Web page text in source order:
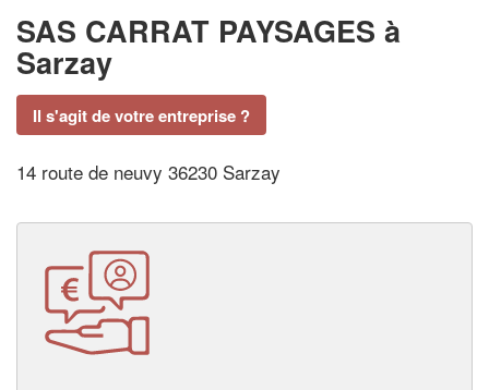
SAS CARRAT PAYSAGES à
Sarzay
Il s'agit de votre entreprise ?
14 route de neuvy 36230 Sarzay